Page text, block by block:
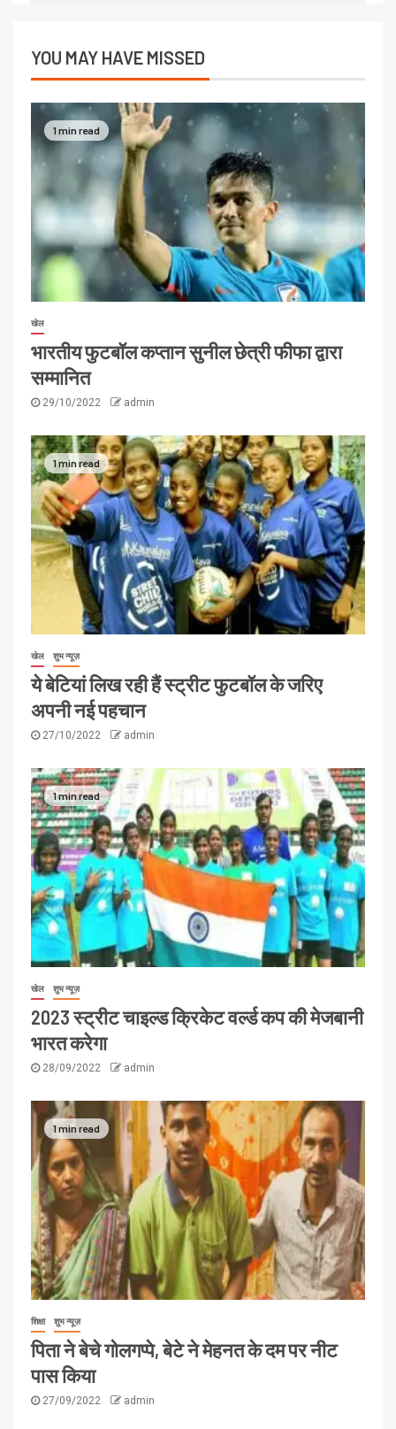
YOU MAY HAVE MISSED
1 min read
खेल
भारतीय फुटबॉल कप्तान सुनील छेत्री फीफा द्वारा
सम्मानित
29/10/2022 admin
1 min read
खेल शुभ न्यूज़
ये बेटियां लिख रही हैं स्ट्रीट फुटबॉल के जरिए
अपनी नई पहचान
27/10/2022 admin
1 min read
खेल शुभ न्यूज़
2023 स्ट्रीट चाइल्ड क्रिकेट वर्ल्ड कप की मेजबानी
भारत करेगा
28/09/2022 admin
1 min read
शिक्षा शुभ न्यूज़
पिता ने बेचे गोलगप्पे, बेटे ने मेहनत के दम पर नीट
पास किया
27/09/2022 admin